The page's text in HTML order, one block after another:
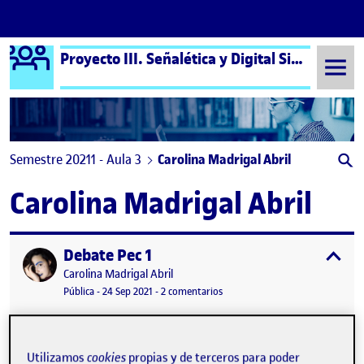
Saltar al contenido
Logo Ágora Proyecto III. Señalética y Digital Signage aula 3
Semestre 20211 - Aula 3 Carolina Madrigal Abril
Carolina Madrigal Abril
Publicado porDebate Pec 1
Publicado por
Carolina Madrigal Abril
Visibilidad:
Pública-Fecha de publicación
24 Sep 2021 -2 comentariosen Debate Pec 1
Utilizamoscookies propias y de terceros para poder